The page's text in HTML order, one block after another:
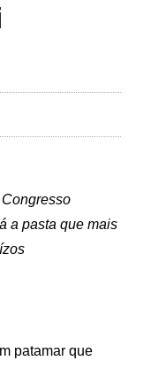
a pasta que mais
patamar que